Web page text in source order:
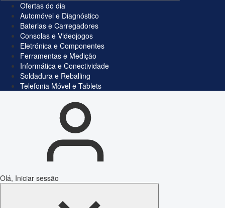
Ofertas do dia
Automóvel e Diagnóstico
Baterias e Carregadores
Consolas e Videojogos
Eletrónica e Componentes
Ferramentas e Medição
Informática e Conectividade
Soldadura e Reballing
Telefonia Móvel e Tablets
Olá, Iniciar sessão